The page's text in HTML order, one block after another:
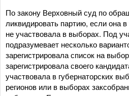
По закону Верховный суд по
ликвидировать партию, если она
не участвовала в выборах. Под
подразумевает несколько
зарегистрировала список на
зарегистрировала своего
участвовала в губернаторских
регионов или в выборах